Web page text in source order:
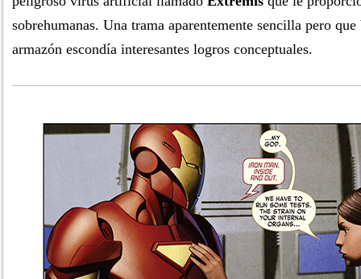
sobrehumanas. Una trama aparentemente sencilla pero
armazón escondía interesantes logros conceptuales.